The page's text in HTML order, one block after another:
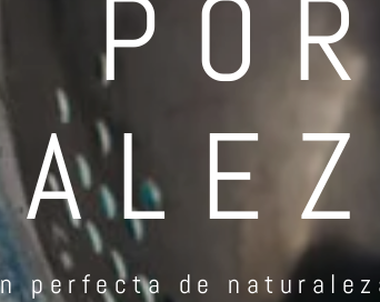
perfecta de